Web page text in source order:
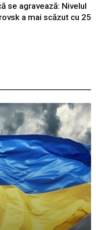
se agravează: Nivelul
a mai scăzut cu 25